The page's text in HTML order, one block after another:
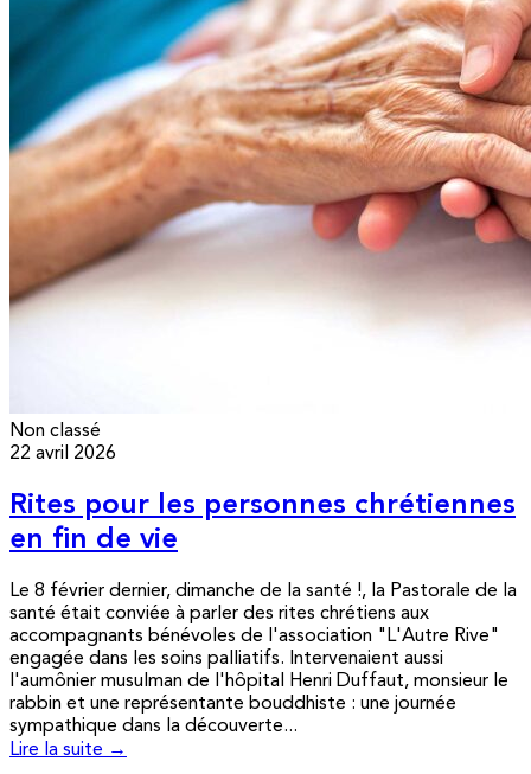
Non classé
22 avril 2026
Rites pour les personnes chrétiennes
en fin de vie
Le 8 février dernier, dimanche de la santé !, la Pastorale de la
santé était conviée à parler des rites chrétiens aux
accompagnants bénévoles de l'association "L'Autre Rive"
engagée dans les soins palliatifs. Intervenaient aussi
l'aumônier musulman de l'hôpital Henri Duffaut, monsieur le
rabbin et une représentante bouddhiste : une journée
sympathique dans la découverte...
Lire la suite →